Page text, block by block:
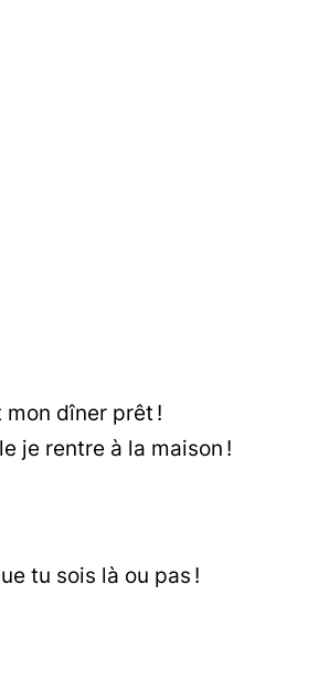
dîner prêt !
je rentre à la maison !
tu sois là ou pas !